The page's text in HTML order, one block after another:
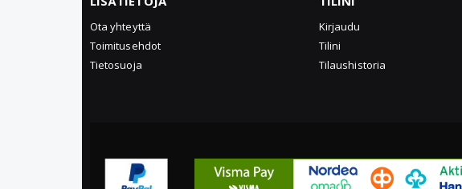
Ota yhteyttä
Toimitusehdot
Tietosuoja
Kirjaudu
Tilini
Tilaushistoria